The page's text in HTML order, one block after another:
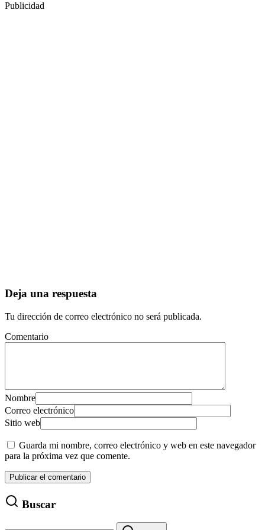
Publicidad
Deja una respuesta
Tu dirección de correo electrónico no será publicada.
Comentario
Nombre
Correo electrónico
Sitio web
Guarda mi nombre, correo electrónico y web en este navegador
para la próxima vez que comente.
Buscar